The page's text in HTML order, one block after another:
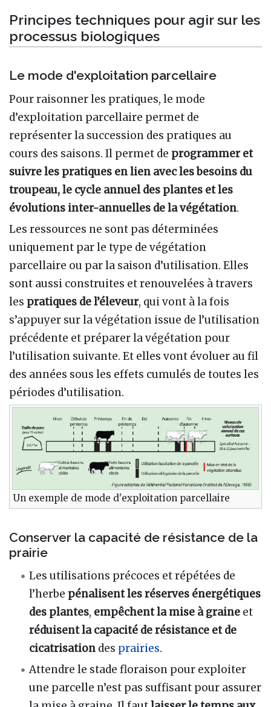
Principes techniques pour agir sur les
processus biologiques
Le mode d'exploitation parcellaire
Pour raisonner les pratiques, le mode
d’exploitation parcellaire permet de
représenter la succession des pratiques au
cours des saisons. Il permet de programmer et
suivre les pratiques en lien avec les besoins du
troupeau, le cycle annuel des plantes et les
évolutions inter-annuelles de la végétation.
Les ressources ne sont pas déterminées
uniquement par le type de végétation
parcellaire ou par la saison d’utilisation. Elles
sont aussi construites et renouvelées à travers
les pratiques de l’éleveur, qui vont à la fois
s’appuyer sur la végétation issue de l’utilisation
précédente et préparer la végétation pour
l’utilisation suivante. Et elles vont évoluer au fil
des années sous les effets cumulés de toutes les
périodes d’utilisation.
Un exemple de mode d'exploitation parcellaire
Conserver la capacité de résistance de la
prairie
Les utilisations précoces et répétées de
l’herbe pénalisent les réserves énergétiques
des plantes, empêchent la mise à graine et
réduisent la capacité de résistance et de
cicatrisation des prairies.
Attendre le stade floraison pour exploiter
une parcelle n’est pas suffisant pour assurer